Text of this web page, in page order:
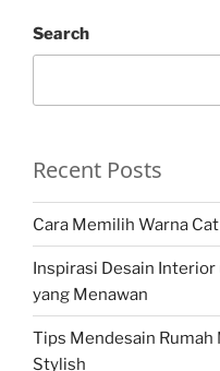
Search
Recent Posts
Cara Memilih Warna
Inspirasi Desain Interior
yang Menawan
Tips Mendesain Rumah
Stylish